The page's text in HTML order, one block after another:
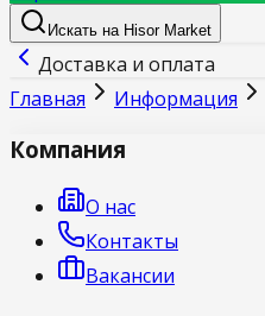
Искать на Hisor Market
Доставка и оплата
Главная
Информация
Компания
О нас
Контакты
Вакансии